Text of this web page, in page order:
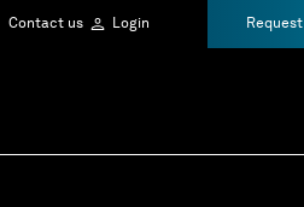
Contact us Login Request